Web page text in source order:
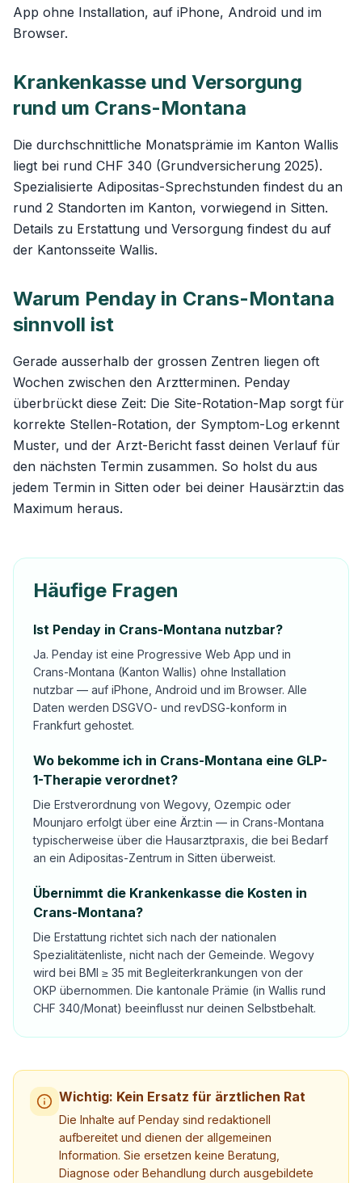
App ohne Installation, auf iPhone, Android und im
Browser.
Krankenkasse und Versorgung
rund um Crans-Montana
Die durchschnittliche Monatsprämie im Kanton Wallis
liegt bei rund CHF 340 (Grundversicherung 2025).
Spezialisierte Adipositas-Sprechstunden findest du an
rund 2 Standorten im Kanton, vorwiegend in Sitten.
Details zu Erstattung und Versorgung findest du auf
der Kantonsseite Wallis.
Warum Penday in Crans-Montana
sinnvoll ist
Gerade ausserhalb der grossen Zentren liegen oft
Wochen zwischen den Arztterminen. Penday
überbrückt diese Zeit: Die Site-Rotation-Map sorgt für
korrekte Stellen-Rotation, der Symptom-Log erkennt
Muster, und der Arzt-Bericht fasst deinen Verlauf für
den nächsten Termin zusammen. So holst du aus
jedem Termin in Sitten oder bei deiner Hausärzt:in das
Maximum heraus.
Häufige Fragen
Ist Penday in Crans-Montana nutzbar?
Ja. Penday ist eine Progressive Web App und in
Crans-Montana (Kanton Wallis) ohne Installation
nutzbar — auf iPhone, Android und im Browser. Alle
Daten werden DSGVO- und revDSG-konform in
Frankfurt gehostet.
Wo bekomme ich in Crans-Montana eine GLP-
1-Therapie verordnet?
Die Erstverordnung von Wegovy, Ozempic oder
Mounjaro erfolgt über eine Ärzt:in — in Crans-Montana
typischerweise über die Hausarztpraxis, die bei Bedarf
an ein Adipositas-Zentrum in Sitten überweist.
Übernimmt die Krankenkasse die Kosten in
Crans-Montana?
Die Erstattung richtet sich nach der nationalen
Spezialitätenliste, nicht nach der Gemeinde. Wegovy
wird bei BMI ≥ 35 mit Begleiterkrankungen von der
OKP übernommen. Die kantonale Prämie (in Wallis rund
CHF 340/Monat) beeinflusst nur deinen Selbstbehalt.
Wichtig: Kein Ersatz für ärztlichen Rat
Die Inhalte auf Penday sind redaktionell
aufbereitet und dienen der allgemeinen
Information. Sie ersetzen keine Beratung,
Diagnose oder Behandlung durch ausgebildete